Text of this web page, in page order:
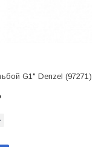
G1" Denzel (97271)